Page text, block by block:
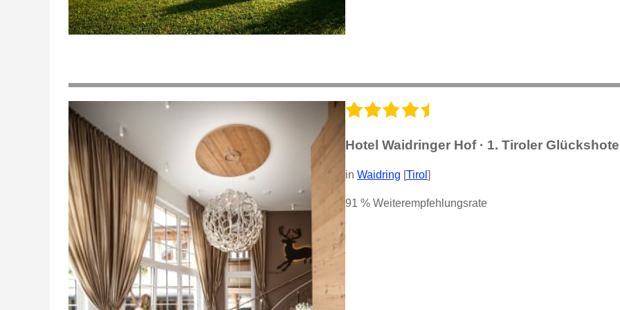
Hotel Waidringer Hof · 1. Tiroler
in Waidring [Tirol ]
91 % Weiterempfehlungsrate